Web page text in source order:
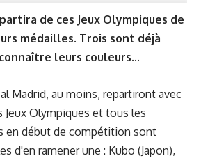
de ces Jeux Olympiques de
médailles. Trois sont déjà
leurs couleurs...
Madrid, au moins, repartiront avec
Jeux Olympiques et tous les
en début de compétition sont
d'en ramener une : Kubo (Japon),